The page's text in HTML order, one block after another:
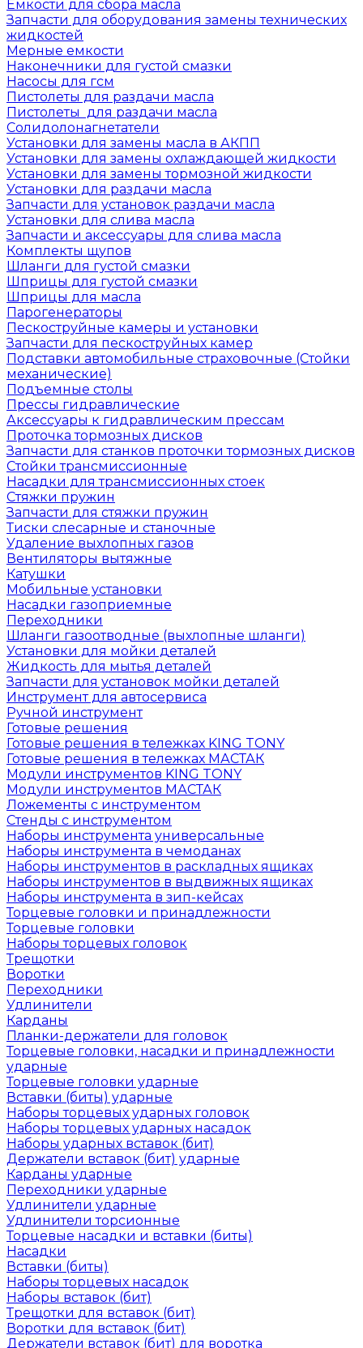
Емкости для сбора масла
Запчасти для оборудования замены технических
жидкостей
Мерные емкости
Наконечники для густой смазки
Насосы для гсм
Пистолеты для раздачи масла
Пистолеты для раздачи масла
Солидолонагнетатели
Установки для замены масла в АКПП
Установки для замены охлаждающей жидкости
Установки для замены тормозной жидкости
Установки для раздачи масла
Запчасти для установок раздачи масла
Установки для слива масла
Запчасти и аксессуары для слива масла
Комплекты щупов
Шланги для густой смазки
Шприцы для густой смазки
Шприцы для масла
Парогенераторы
Пескоструйные камеры и установки
Запчасти для пескоструйных камер
Подставки автомобильные страховочные (Стойки
механические)
Подъемные столы
Прессы гидравлические
Аксессуары к гидравлическим прессам
Проточка тормозных дисков
Запчасти для станков проточки тормозных дисков
Стойки трансмиссионные
Насадки для трансмиссионных стоек
Стяжки пружин
Запчасти для стяжки пружин
Тиски слесарные и станочные
Удаление выхлопных газов
Вентиляторы вытяжные
Катушки
Мобильные установки
Насадки газоприемные
Переходники
Шланги газоотводные (выхлопные шланги)
Установки для мойки деталей
Жидкость для мытья деталей
Запчасти для установок мойки деталей
Инструмент для автосервиса
Ручной инструмент
Готовые решения
Готовые решения в тележках KING TONY
Готовые решения в тележках МАСТАК
Модули инструментов KING TONY
Модули инструментов МАСТАК
Ложементы с инструментом
Стенды с инструментом
Наборы инструмента универсальные
Наборы инструмента в чемоданах
Наборы инструментов в раскладных ящиках
Наборы инструментов в выдвижных ящиках
Наборы инструмента в зип-кейсах
Торцевые головки и принадлежности
Торцевые головки
Наборы торцевых головок
Трещотки
Воротки
Переходники
Удлинители
Карданы
Планки-держатели для головок
Торцевые головки, насадки и принадлежности
ударные
Торцевые головки ударные
Вставки (биты) ударные
Наборы торцевых ударных головок
Наборы торцевых ударных насадок
Наборы ударных вставок (бит)
Держатели вставок (бит) ударные
Карданы ударные
Переходники ударные
Удлинители ударные
Удлинители торсионные
Торцевые насадки и вставки (биты)
Насадки
Вставки (биты)
Наборы торцевых насадок
Наборы вставок (бит)
Трещотки для вставок (бит)
Воротки для вставок (бит)
Держатели вставок (бит) для воротка